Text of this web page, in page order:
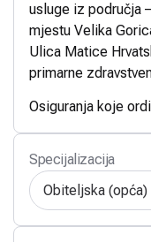
usluge iz područja
mjestu Velika
Ulica Matice
primarne
Osiguranja koje
Specijalizacija
Obiteljska